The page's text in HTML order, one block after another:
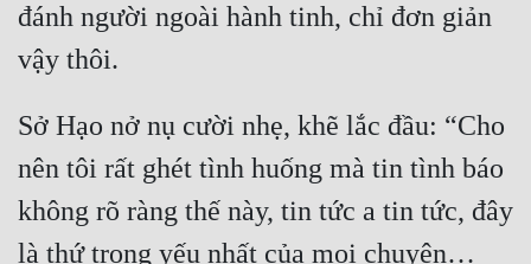
đánh người ngoài hành tinh, chỉ đơn giản
Sở Hạo nở nụ cười nhẹ, khẽ lắc đầu: “Cho
nên tôi rất ghét tình huống mà tin tình báo
không rõ ràng thế này, tin tức a tin tức, đây
là thứ trọng yếu nhất của mọi chuyện…